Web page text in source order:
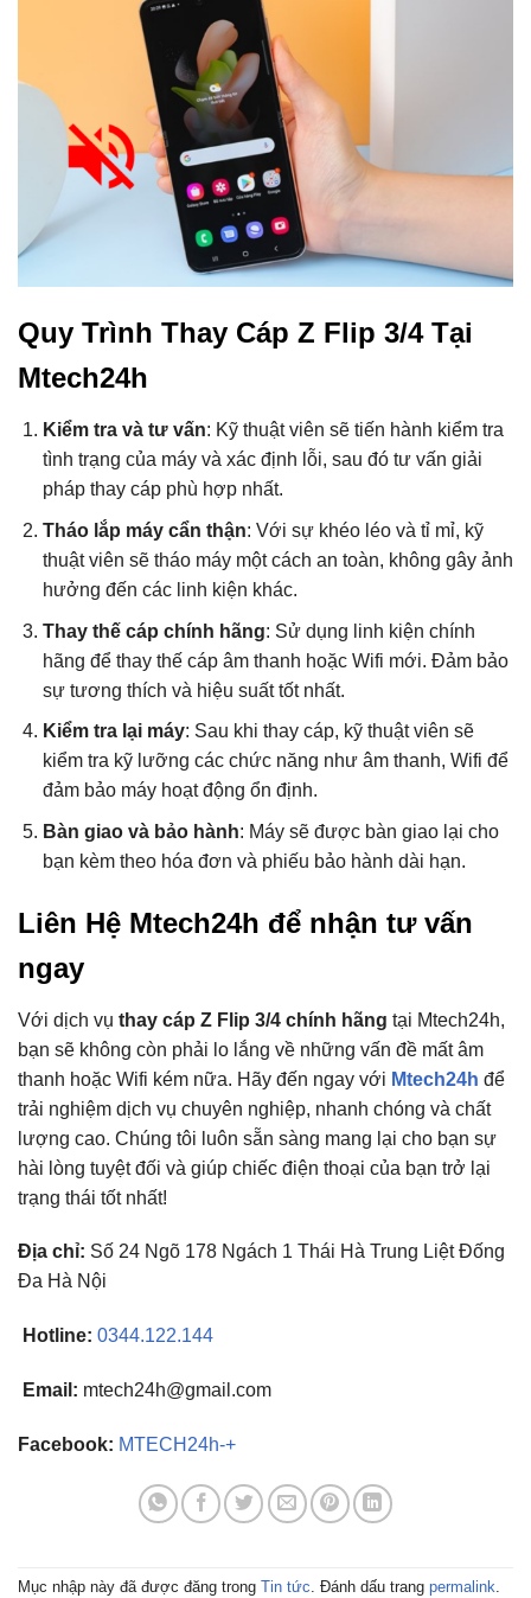
Quy Trình Thay Cáp Z Flip 3/4 Tại
Mtech24h
Kiểm tra và tư vấn: Kỹ thuật viên sẽ tiến hành kiểm tra
tình trạng của máy và xác định lỗi, sau đó tư vấn giải
pháp thay cáp phù hợp nhất.
Tháo lắp máy cẩn thận: Với sự khéo léo và tỉ mỉ, kỹ
thuật viên sẽ tháo máy một cách an toàn, không gây ảnh
hưởng đến các linh kiện khác.
Thay thế cáp chính hãng: Sử dụng linh kiện chính
hãng để thay thế cáp âm thanh hoặc Wifi mới. Đảm bảo
sự tương thích và hiệu suất tốt nhất.
Kiểm tra lại máy: Sau khi thay cáp, kỹ thuật viên sẽ
kiểm tra kỹ lưỡng các chức năng như âm thanh, Wifi để
đảm bảo máy hoạt động ổn định.
Bàn giao và bảo hành: Máy sẽ được bàn giao lại cho
bạn kèm theo hóa đơn và phiếu bảo hành dài hạn.
Liên Hệ Mtech24h để nhận tư vấn
ngay
Với dịch vụ thay cáp Z Flip 3/4 chính hãng tại Mtech24h,
bạn sẽ không còn phải lo lắng về những vấn đề mất âm
thanh hoặc Wifi kém nữa. Hãy đến ngay với Mtech24h để
trải nghiệm dịch vụ chuyên nghiệp, nhanh chóng và chất
lượng cao. Chúng tôi luôn sẵn sàng mang lại cho bạn sự
hài lòng tuyệt đối và giúp chiếc điện thoại của bạn trở lại
trạng thái tốt nhất!
Địa chỉ: Số 24 Ngõ 178 Ngách 1 Thái Hà Trung Liệt Đống
Đa Hà Nội
Hotline: 0344.122.144
Email: mtech24h@gmail.com
Facebook: MTECH24h-+
Mục nhập này đã được đăng trong Tin tức. Đánh dấu trang permalink.